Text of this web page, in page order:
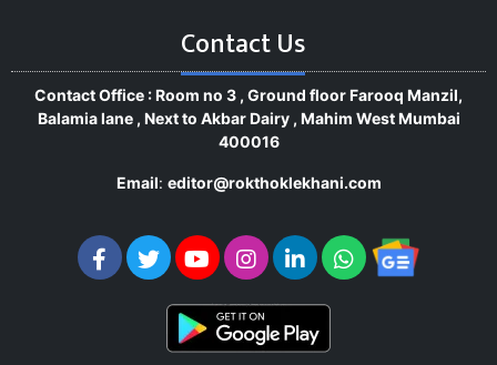
Contact Us
Contact Office : Room no 3 , Ground floor Farooq Manzil,
Balamia lane , Next to Akbar Dairy , Mahim West Mumbai
400016
Email: editor@rokthoklekhani.com